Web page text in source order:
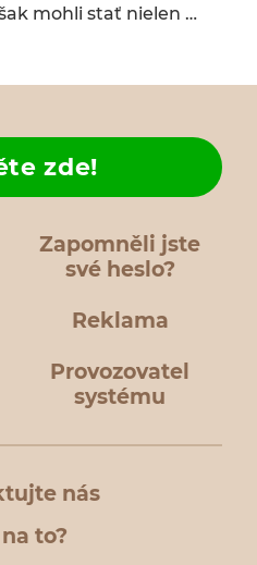
mohli stať nielen …
Zapomněli jste
své heslo?
zde!
Reklama
Provozovatel
systému
nás
to?